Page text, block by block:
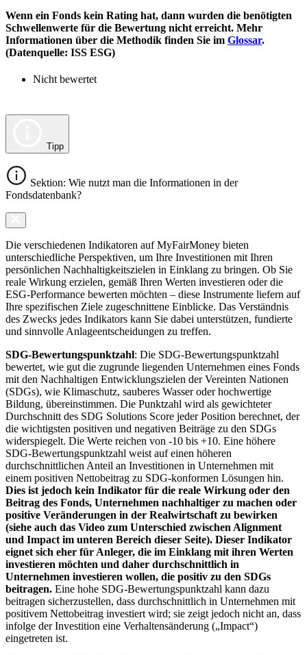
Wenn ein Fonds kein Rating hat, dann wurden die benötigten
Schwellenwerte für die Bewertung nicht erreicht. Mehr
Informationen über die Methodik finden Sie im Glossar.
(Datenquelle: ISS ESG)
Nicht bewertet
Tipp
Sektion: Wie nutzt man die Informationen in der
Fondsdatenbank?
Die verschiedenen Indikatoren auf MyFairMoney bieten
unterschiedliche Perspektiven, um Ihre Investitionen mit Ihren
persönlichen Nachhaltigkeitszielen in Einklang zu bringen. Ob Sie
reale Wirkung erzielen, gemäß Ihren Werten investieren oder die
ESG-Performance bewerten möchten – diese Instrumente liefern auf
Ihre spezifischen Ziele zugeschnittene Einblicke. Das Verständnis
des Zwecks jedes Indikators kann Sie dabei unterstützen, fundierte
und sinnvolle Anlageentscheidungen zu treffen.
SDG-Bewertungspunktzahl: Die SDG-Bewertungspunktzahl
bewertet, wie gut die zugrunde liegenden Unternehmen eines Fonds
mit den Nachhaltigen Entwicklungszielen der Vereinten Nationen
(SDGs), wie Klimaschutz, sauberes Wasser oder hochwertige
Bildung, übereinstimmen. Die Punktzahl wird als gewichteter
Durchschnitt des SDG Solutions Score jeder Position berechnet, der
die wichtigsten positiven und negativen Beiträge zu den SDGs
widerspiegelt. Die Werte reichen von -10 bis +10. Eine höhere
SDG-Bewertungspunktzahl weist auf einen höheren
durchschnittlichen Anteil an Investitionen in Unternehmen mit
einem positiven Nettobeitrag zu SDG-konformen Lösungen hin.
Dies ist jedoch kein Indikator für die reale Wirkung oder den
Beitrag des Fonds, Unternehmen nachhaltiger zu machen oder
positive Veränderungen in der Realwirtschaft zu bewirken
(siehe auch das Video zum Unterschied zwischen Alignment
und Impact im unteren Bereich dieser Seite). Dieser Indikator
eignet sich eher für Anleger, die im Einklang mit ihren Werten
investieren möchten und daher durchschnittlich in
Unternehmen investieren wollen, die positiv zu den SDGs
beitragen. Eine hohe SDG-Bewertungspunktzahl kann dazu
beitragen sicherzustellen, dass durchschnittlich in Unternehmen mit
positivem Nettobeitrag investiert wird; sie zeigt jedoch nicht an, dass
infolge der Investition eine Verhaltensänderung („Impact“)
eingetreten ist.